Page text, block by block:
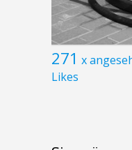
271 x
Likes